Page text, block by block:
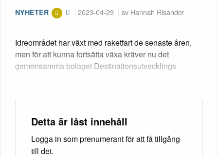
NYHETER 2023-04-29 av Hannah Risander
Idreområdet har växt med raketfart de senaste åren,
men för att kunna fortsätta växa kräver nu det
gemensamma bolaget Destinationsutvecklings
Detta är låst innehåll
Logga in som prenumerant för att få tillgång
till det.